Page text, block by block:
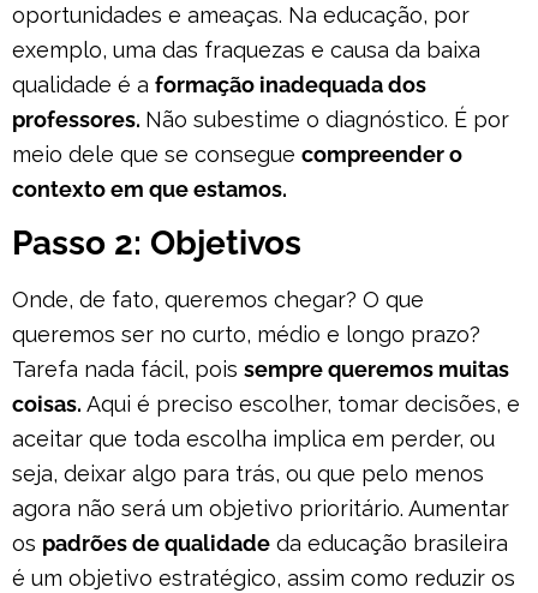
oportunidades e ameaças. Na educação, por
exemplo, uma das fraquezas e causa da baixa
qualidade é a formação inadequada dos
professores. Não subestime o diagnóstico. É por
meio dele que se consegue compreender o
contexto em que estamos.
Passo 2: Objetivos
Onde, de fato, queremos chegar? O que
queremos ser no curto, médio e longo prazo?
Tarefa nada fácil, pois sempre queremos muitas
coisas. Aqui é preciso escolher, tomar decisões, e
aceitar que toda escolha implica em perder, ou
seja, deixar algo para trás, ou que pelo menos
agora não será um objetivo prioritário. Aumentar
os padrões de qualidade da educação brasileira
é um objetivo estratégico, assim como reduzir os